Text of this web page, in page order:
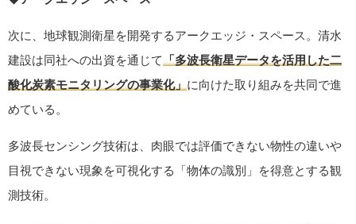
次に、地球観測衛星を開発するアークエッジ・スペース。清水
建設は同社への出資を通じて「多波長衛星データを活用した二
酸化炭素モニタリングの事業化」に向けた取り組みを共同で進
めている。
多波長センシング技術は、肉眼では評価できない物性の違いや
目視できない現象を可視化する「物体の識別」を得意とする観
測技術。